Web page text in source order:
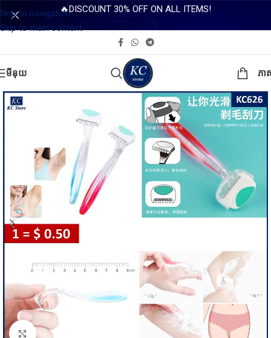
Skip to navigation
Skip to main content
🔥DISCOUNT 30% OFF ON ALL ITEMS!
មីនុយ ភា
Click to enlarge